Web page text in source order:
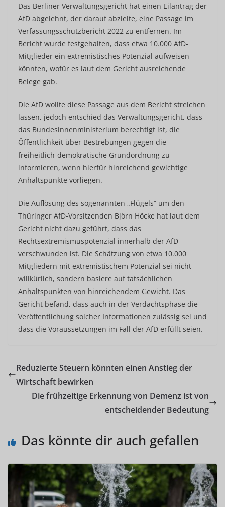
Das Berliner Verwaltungsgericht hat einen Eilantrag der
AfD abgelehnt, der darauf abzielte, eine Passage im
Verfassungsschutzbericht 2022 zu entfernen. Im
Bericht wurde festgehalten, dass etwa 10.000 AfD-
Mitglieder ein extremistisches Potenzial aufweisen
könnten, wofür es laut dem Gericht ausreichende
Belege gab.
Die AfD wollte diese Passage aus dem Bericht streichen
lassen, jedoch entschied das Verwaltungsgericht, dass
das Bundesinnenministerium berechtigt ist, die
Öffentlichkeit über Bestrebungen gegen die
freiheitlich-demokratische Grundordnung zu
informieren, wenn hierfür hinreichend gewichtige
Anhaltspunkte vorliegen.
Die Auflösung des sogenannten „Flügels“ um den
Thüringer AfD-Vorsitzenden Björn Höcke hat laut dem
Gericht nicht dazu geführt, dass das
Rechtsextremismuspotenzial innerhalb der AfD
verschwunden ist. Die Schätzung von etwa 10.000
Mitgliedern mit extremistischem Potenzial sei nicht
willkürlich, sondern basiere auf tatsächlichen
Anhaltspunkten von hinreichendem Gewicht. Das
Gericht befand, dass auch in der Verdachtsphase die
Veröffentlichung solcher Informationen zulässig sei und
dass die Voraussetzungen im Fall der AfD erfüllt seien.
Reduzierte Steuern könnten einen Anstieg der
Wirtschaft bewirken
Die frühzeitige Erkennung von Demenz ist von
entscheidender Bedeutung
Das könnte dir auch gefallen